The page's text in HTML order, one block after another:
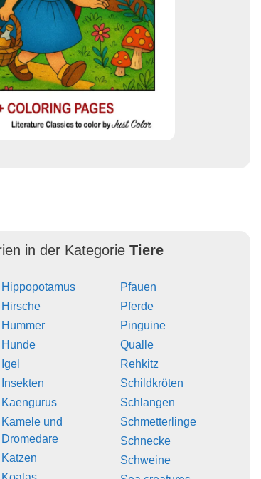
in der KategorieTiere
Hippopotamus
Hirsche
Hummer
Hunde
Igel
Insekten
Kaengurus
Kamele und
Dromedare
Katzen
Pfauen
Pferde
Pinguine
Qualle
Rehkitz
Schildkröten
Schlangen
Schmetterlinge
Schnecke
Schweine